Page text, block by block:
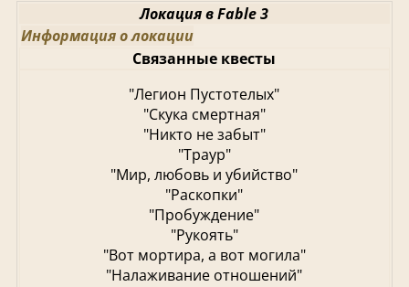
Локация в Fable 3
Информация о локации
Связанные квесты
"Легион Пустотелых"
"Скука смертная"
"Никто не забыт"
"Траур"
"Мир, любовь и убийство"
"Раскопки"
"Пробуждение"
"Рукоять"
"Вот мортира, а вот могила"
"Налаживание отношений"